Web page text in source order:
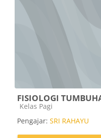
FISIOLOGI
Kategori kursus
Kelas Pagi
Pengajar: SRI RAHAYU